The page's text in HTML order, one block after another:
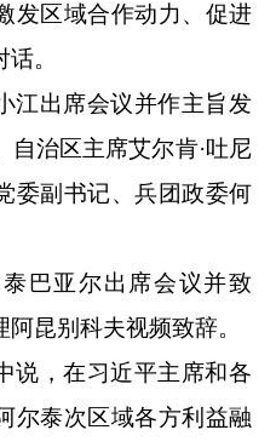
发区域合作动力、促进
。
江出席会议并作主旨发
自治区主席艾尔肯·吐尼
委副书记、兵团政委何
巴亚尔出席会议并致
昆别科夫视频致辞。
说，在习近平主席和各
尔泰次区域各方利益融